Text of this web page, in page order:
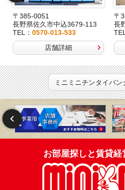
〒385-0051
長野県佐久市中込3679-113
TEL：0570-013-533
店舗詳細
〒
長
ミニミニチンタイバ
お部屋探しと賃貸